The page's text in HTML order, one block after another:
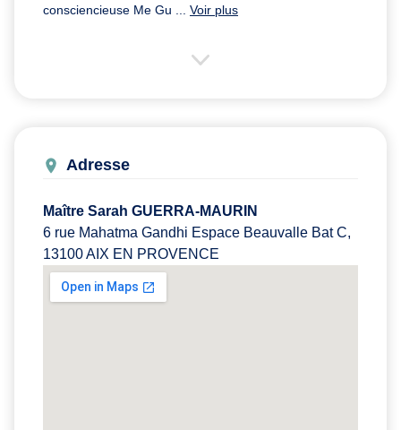
consciencieuse Me Gu ... Voir plus
Adresse
Maître Sarah GUERRA-MAURIN
6 rue Mahatma Gandhi Espace Beauvalle Bat C,
13100 AIX EN PROVENCE